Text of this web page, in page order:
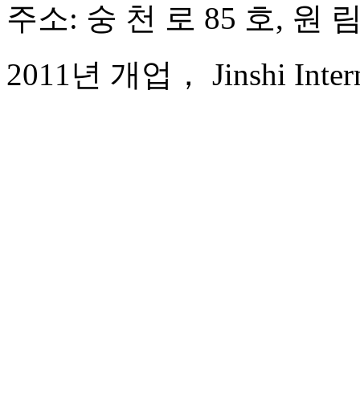
주소: 숭 천 로 85 호, 원
2011년 개업， Jinshi